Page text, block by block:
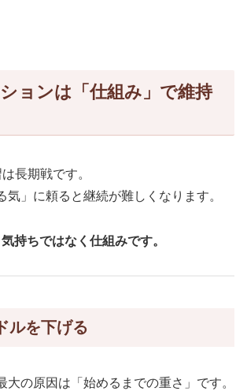
ョンは「仕組み」で維持
長期戦です。
気」に頼ると継続が難しくなります。
持ちではなく仕組みです。
ルを下げる
大の原因は「始めるまでの重さ」です。